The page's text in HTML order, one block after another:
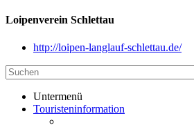
Loipenverein Schlettau
http://loipen-langlauf-schlettau.de/
Untermenü
Touristeninformation